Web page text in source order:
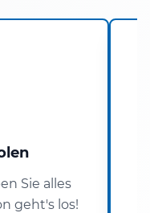
Sie alles
geht's los!